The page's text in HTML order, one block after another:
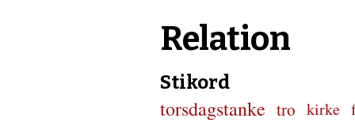
Relation
Stikord
torsdagstanke tro kirke